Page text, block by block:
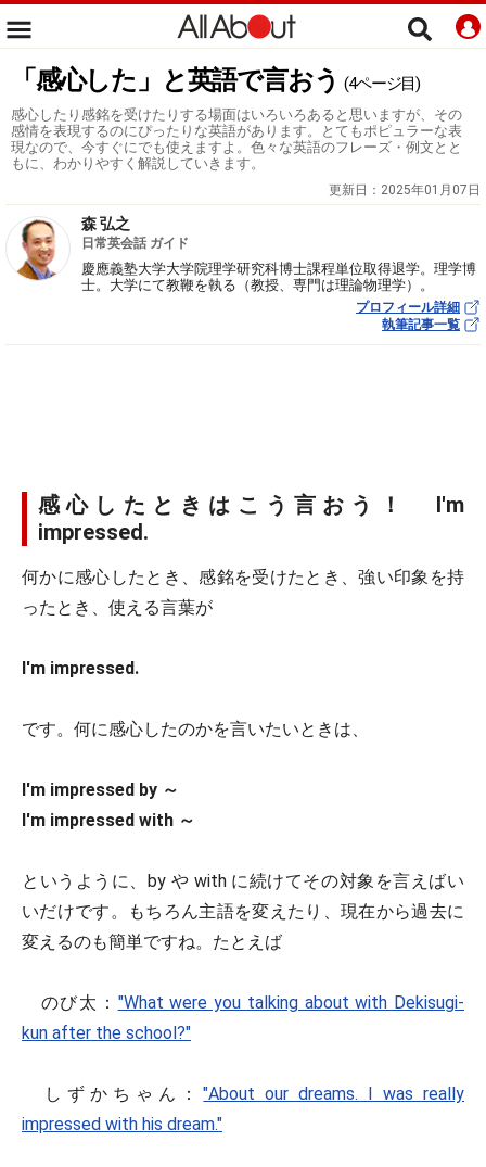
「感心した」と英語で言おう (4ページ目)
感心したり感銘を受けたりする場面はいろいろあると思いますが、その
感情を表現するのにぴったりな英語があります。とてもポピュラーな表
現なので、今すぐにでも使えますよ。色々な英語のフレーズ・例文とと
もに、わかりやすく解説していきます。
更新日： 2025年01月07日
森 弘之
日常英会話 ガイド
慶應義塾大学大学院理学研究科博士課程単位取得退学。理学博
士。大学にて教鞭を執る（教授、専門は理論物理学）。
プロフィール詳細
執筆記事一覧
感心したときはこう言おう！ I'm
impressed.
何かに感心したとき、感銘を受けたとき、強い印象を持
ったとき、使える言葉が
I'm impressed.
です。何に感心したのかを言いたいときは、
I'm impressed by ～
I'm impressed with ～
というように、by や with に続けてその対象を言えばい
いだけです。もちろん主語を変えたり、現在から過去に
変えるのも簡単ですね。たとえば
のび太： "What were you talking about with Dekisugi-
kun after the school?"
しずかちゃん："About our dreams. I was really
impressed with his dream."